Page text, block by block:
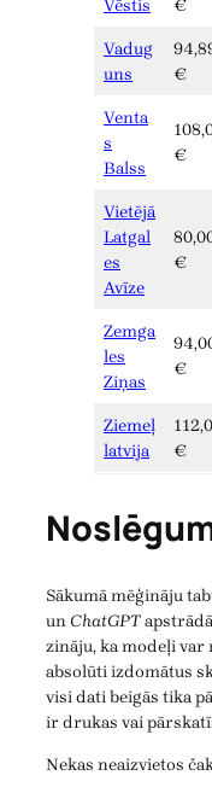
Vēstis €
Vadug
uns
€
Venta
s
Balss
€
Vietējā
Latgal
es
Avīze
€
Zemga
les
Ziņas
€
Ziemeļ
latvija
€
Sākumā mēģināju
un ChatGPT
zināju, ka modeļi
absolūti izdomātus
visi dati beigās tika
ir drukas vai
Nekas neaizvietos